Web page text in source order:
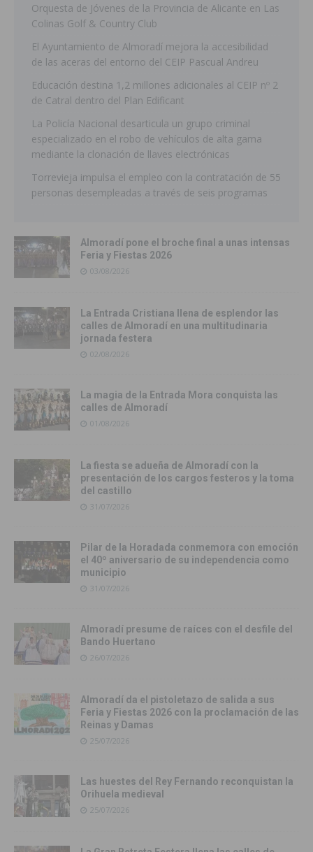
Orquesta de Jóvenes de la Provincia de Alicante en Las
Colinas Golf & Country Club
El Ayuntamiento de Almoradí mejora la accesibilidad
de las aceras del entorno del CEIP Pascual Andreu
Educación destina 1,2 millones adicionales al CEIP nº 2
de Catral dentro del Plan Edificant
La Policía Nacional desarticula un grupo criminal
especializado en el robo de vehículos de alta gama
mediante la clonación de llaves electrónicas
Torrevieja impulsa el empleo con la contratación de 55
personas desempleadas a través de seis programas
Almoradí pone el broche final a unas intensas
Feria y Fiestas 2026
03/08/2026
La Entrada Cristiana llena de esplendor las
calles de Almoradí en una multitudinaria
jornada festera
02/08/2026
La magia de la Entrada Mora conquista las
calles de Almoradí
01/08/2026
La fiesta se adueña de Almoradí con la
presentación de los cargos festeros y la toma
del castillo
31/07/2026
Pilar de la Horadada conmemora con emoción
el 40º aniversario de su independencia como
municipio
31/07/2026
Almoradí presume de raíces con el desfile del
Bando Huertano
26/07/2026
Almoradí da el pistoletazo de salida a sus
Feria y Fiestas 2026 con la proclamación de las
Reinas y Damas
25/07/2026
Las huestes del Rey Fernando reconquistan la
Orihuela medieval
25/07/2026